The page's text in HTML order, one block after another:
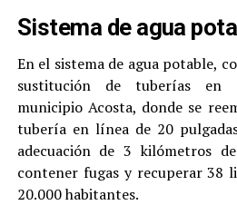
Sistema de agua
En el sistema de agua potable,
sustitución de tuberías en
municipio Acosta, donde se
tubería en línea de 20
adecuación de 3 kilómetros
contener fugas y recuperar 38
20.000 habitantes.